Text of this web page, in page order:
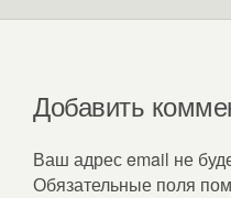
Добавить
Ваш адрес email не
Обязательные поля